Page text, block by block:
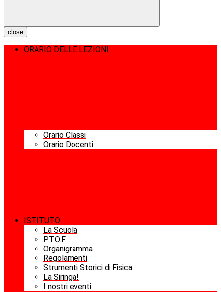
close
ORARIO DELLE LEZIONI
Orario Classi
Orario Docenti
ISTITUTO
La Scuola
P.T.O.F
Organigramma
Regolamenti
Strumenti Storici di Fisica
La Siringa!
I nostri eventi